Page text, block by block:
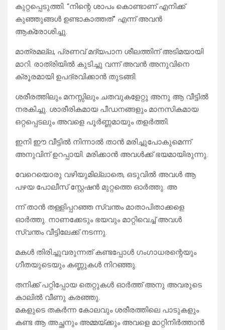
കുറ്റപ്പെടുത്തി. “നിന്റെ ശാപം കൊണ്ടാണ് എനിക്ക്
കുഞ്ഞുങ്ങൾ ഉണ്ടാകാത്തത്” എന്ന് അവൻ
ആക്രോശിച്ചു.
മാത്രമല്ല, പ്രണവ് മദ്യപാന ശീലത്തിന് അടിമയായി
മാറി. രാത്രിയിൽ കുടിച്ചു വന്ന് അവൻ അനുവിനെ
ക്രൂരമായി ഉപദ്രവിക്കാൻ തുടങ്ങി.
ശരീരത്തിലും മനസ്സിലും ചതവുകളേറ്റു അനു ആ വീട്ടിൽ
നരകിച്ചു. ശാരീരികമായ പീഡനങ്ങളും മാനസികമായ
ഒറ്റപ്പെടലും അവളെ പൂർണ്ണമായും തളർത്തി.
​ഇനി ഈ വീട്ടിൽ നിന്നാൽ താൻ മരിച്ചുപോകുമെന്ന്
അനുവിന് ഉറപ്പായി. മരിക്കാൻ അവൾക്ക് ഭയമായിരുന്നു.
വേറെയൊരു വഴിയുമില്ലാതെ, ഒടുവിൽ അവൾ ആ
പഴയ പോലീസ് സ്റ്റേഷൻ മുറ്റത്തെ ഓർത്തു. അ
ന്ന് താൻ തള്ളിപ്പറഞ്ഞ സ്വന്തം മാതാപിതാക്കളെ
ഓർത്തു. നാണക്കേടും ഭയവും മാറ്റിവെച്ച് അവൾ
സ്വന്തം വീട്ടിലേക്ക് നടന്നു.
​മകൾ തിരിച്ചുവരുന്നത് കണ്ടപ്പോൾ ഗംഗാധരന്റെയും
ഗീതയുടെയും കണ്ണുകൾ നിറഞ്ഞു.
തനിക്ക് പറ്റിപ്പോയ തെറ്റുകൾ ഓർത്ത് അനു അവരുടെ
കാലിൽ വീണു കരഞ്ഞു.
മകളുടെ തകർന്ന കോലവും ശരീരത്തിലെ പാടുകളും
കണ്ട ആ അച്ഛനും അമ്മയ്ക്കും അവളെ മാറ്റിനിർത്താൻ